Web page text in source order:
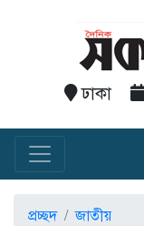
ঢাকা
প্রচ্ছদ জাতীয়